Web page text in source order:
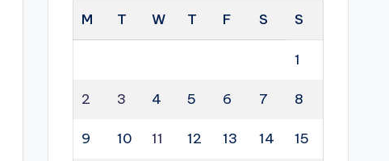
M
T W T F S S
1
2 3 4 5 6 7 8
9 10 11 12 13 14 15